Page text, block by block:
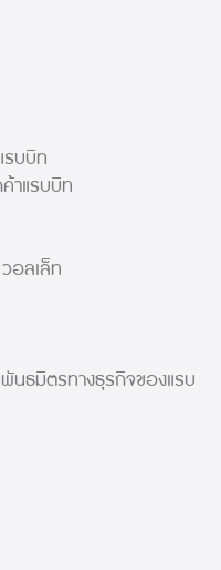
รบบิท
าแรบบิท
อลเล็ท
นธมิตรทางธุรกิจของแรบ